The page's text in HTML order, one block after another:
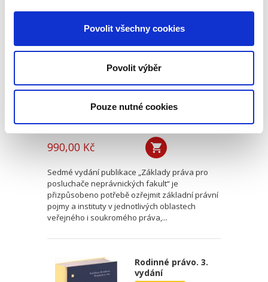
Povolit všechny cookies
Povolit výběr
Pouze nutné cookies
Základy práva pro
posluchače
neprávnických
fakult. 7. vydání
7. VYDÁNÍ
Martin Janků,a kol.
990,00 Kč
Sedmé vydání publikace „Základy práva pro
posluchače neprávnických fakult“ je
přizpůsobeno potřebě ozřejmit základní právní
pojmy a instituty v jednotlivých oblastech
veřejného i soukromého práva,...
Rodinné právo. 3.
vydání